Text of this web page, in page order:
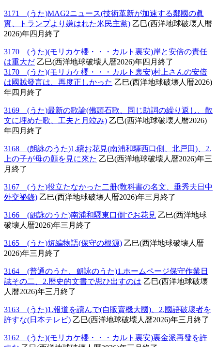
3171 (うた)MAG2ニュース(技術革新が加速する鄰國の眞
實、トランプより嫌はれた米民主黨) 乙巳(西洋地球破壊人暦
2026)年四月終了
3170 (うた)(モリカケ櫻・・・カルト裏安)岸と安倍の責任
は重大だ 乙巳(西洋地球破壊人暦2026)年四月終了
3170 (うた)(モリカケ櫻・・・カルト裏安)村上さんの安倍
は國賊發言は、再度正しかった 乙巳(西洋地球破壊人暦2026)
年四月終了
3169 (うた)最新の歌論(佛頭石歌、同じ助詞の繰り返し、散
文に埋めた歌、工夫と月竝み) 乙巳(西洋地球破壊人暦2026)
年四月終了
3168 (朗詠のうた)1.續お花見(南浦和驛西口側、北戸田)、2.
上の子が母の顏を見に來た 乙巳(西洋地球破壊人暦2026)年三
月終了
3167 (うた)役立たなかった二册(敎科書の名文、垂秀夫日中
外交祕錄) 乙巳(西洋地球破壊人暦2026)年三月終了
3166 (朗詠のうた)南浦和驛東口側でお花見 乙巳(西洋地球
破壊人暦2026)年三月終了
3165 (うた)短編物語(保守の根源) 乙巳(西洋地球破壊人暦
2026)年三月終了
3164 (普通のうた、朗詠のうた)1.ホームページ保守作業日
誌その二、2.歷史的文書で思ひ出すのは 乙巳(西洋地球破壊
人暦2026)年三月終了
3163 (うた)1.報道を讀んで(自販賣機大國)、2.國語破壞者を
許すな(日本テレビ) 乙巳(西洋地球破壊人暦2026)年三月終了
3162 (うた)(モリカケ櫻・・・カルト裏安)裏金派再發を許